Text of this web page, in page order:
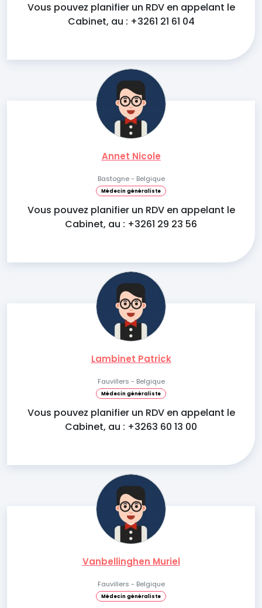
Vous pouvez planifier un RDV en appelant le
Cabinet, au : +3261 21 61 04
Annet Nicole
Bastogne - Belgique
Médecin généraliste
Vous pouvez planifier un RDV en appelant le
Cabinet, au : +3261 29 23 56
Lambinet Patrick
Fauvillers - Belgique
Médecin généraliste
Vous pouvez planifier un RDV en appelant le
Cabinet, au : +3263 60 13 00
Vanbellinghen Muriel
Fauvillers - Belgique
Médecin généraliste